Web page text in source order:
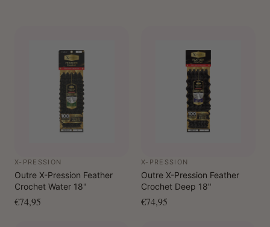
X-PRESSION
Outre X-Pression Feather
Crochet Water 18"
€74,95
X-PRESSION
Outre X-Pression Feather
Crochet Deep 18"
€74,95